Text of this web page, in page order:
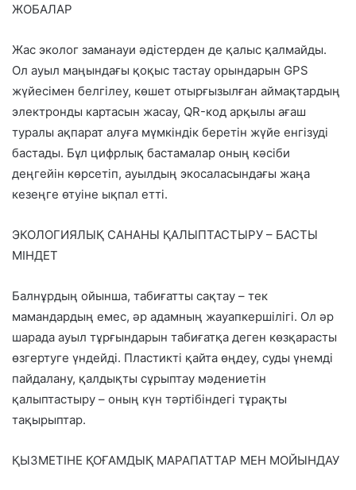
ЖОБАЛАР
Жас эколог заманауи әдістерден де қалыс қалмайды.
Ол ауыл маңындағы қоқыс тастау орындарын GPS
жүйесімен белгілеу, көшет отырғызылған аймақтардың
электронды картасын жасау, QR-код арқылы ағаш
туралы ақпарат алуға мүмкіндік беретін жүйе енгізуді
бастады. Бұл цифрлық бастамалар оның кәсіби
деңгейін көрсетіп, ауылдың экосаласындағы жаңа
кезеңге өтуіне ықпал етті.
ЭКОЛОГИЯЛЫҚ САНАНЫ ҚАЛЫПТАСТЫРУ – БАСТЫ
МІНДЕТ
Балнұрдың ойынша, табиғатты сақтау – тек
мамандардың емес, әр адамның жауапкершілігі. Ол әр
шарада ауыл тұрғындарын табиғатқа деген көзқарасты
өзгертуге үндейді. Пластикті қайта өңдеу, суды үнемді
пайдалану, қалдықты сұрыптау мәдениетін
қалыптастыру – оның күн тәртібіндегі тұрақты
тақырыптар.
ҚЫЗМЕТІНЕ ҚОҒАМДЫҚ МАРАПАТТАР МЕН МОЙЫНДАУ